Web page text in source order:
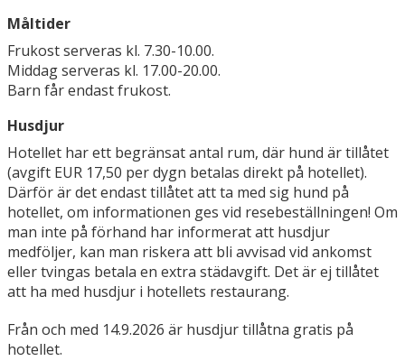
Måltider
Frukost serveras kl. 7.30-10.00.
Middag serveras kl. 17.00-20.00.
Barn får endast frukost.
Husdjur
Hotellet har ett begränsat antal rum, där hund är tillåtet
(avgift EUR 17,50 per dygn betalas direkt på hotellet).
Därför är det endast tillåtet att ta med sig hund på
hotellet, om informationen ges vid resebeställningen! Om
man inte på förhand har informerat att husdjur
medföljer, kan man riskera att bli avvisad vid ankomst
eller tvingas betala en extra städavgift. Det är ej tillåtet
att ha med husdjur i hotellets restaurang.
Från och med 14.9.2026 är husdjur tillåtna gratis på
hotellet.